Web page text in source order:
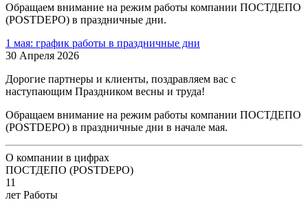
Обращаем внимание на режим работы компании ПОСТДЕПО
(POSTDEPO) в праздничные дни.
1 мая: график работы в праздничные дни
30 Апреля 2026
Дорогие партнеры и клиенты, поздравляем вас с
наступающим Праздником весны и труда!
Обращаем внимание на режим работы компании ПОСТДЕПО
(POSTDEPO) в праздничные дни в начале мая.
О компании в цифрах
ПОСТДЕПО (POSTDEPO)
11
лет Работы